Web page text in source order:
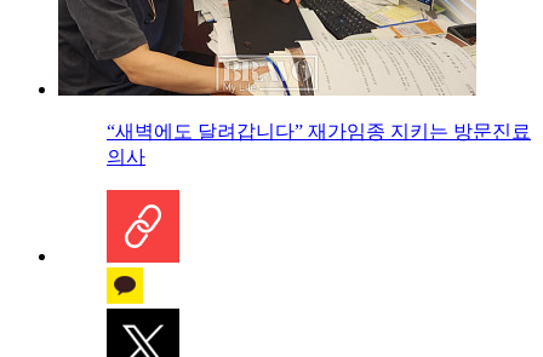
“새벽에도 달려갑니다” 재가임종 지키는 방문진료
의사